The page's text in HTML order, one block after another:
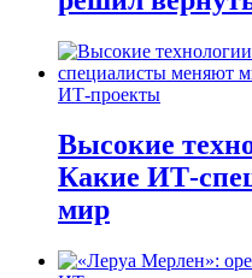
ИТ-проекты
Высокие
Какие ИТ-
мир